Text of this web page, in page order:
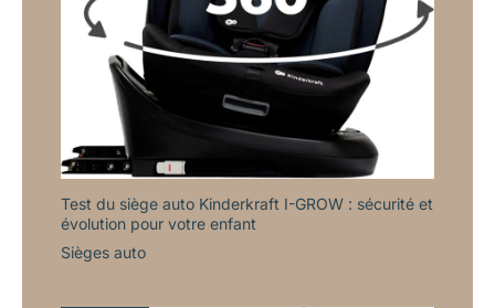
Test du siège auto Kinderkraft I-GROW : sécurité et
évolution pour votre enfant
Sièges auto